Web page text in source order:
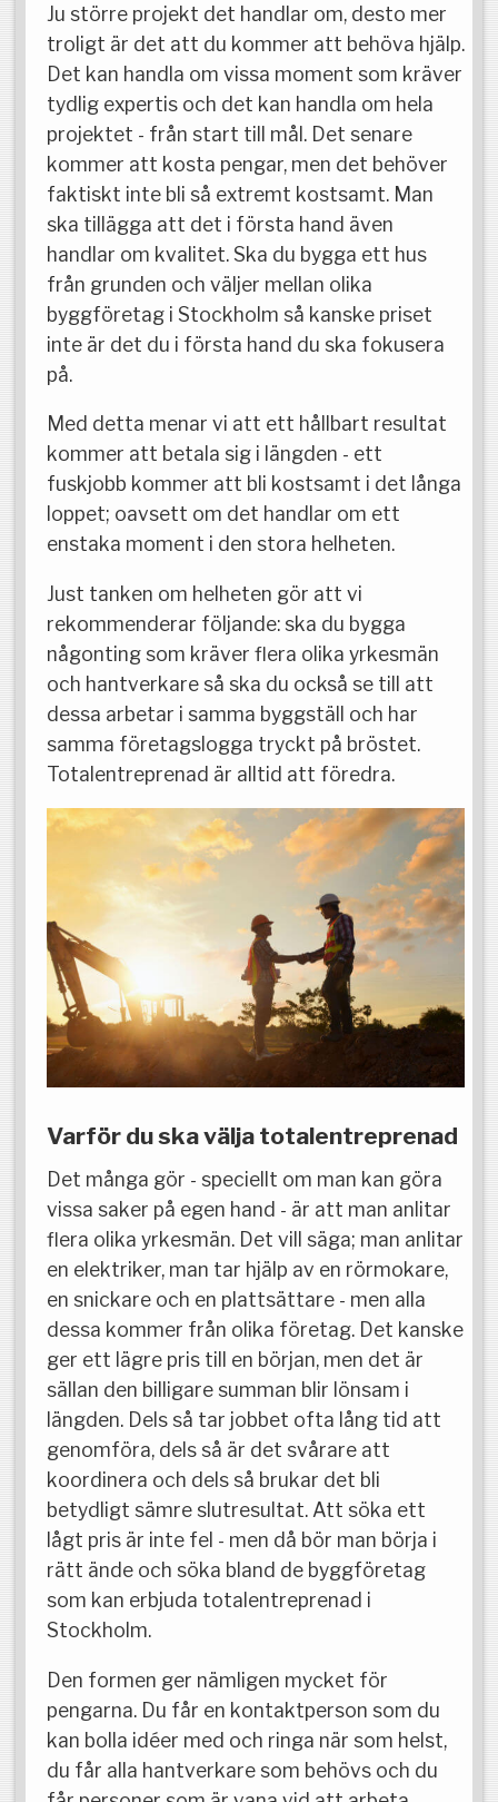
Ju större projekt det handlar om, desto mer
troligt är det att du kommer att behöva hjälp.
Det kan handla om vissa moment som kräver
tydlig expertis och det kan handla om hela
projektet - från start till mål. Det senare
kommer att kosta pengar, men det behöver
faktiskt inte bli så extremt kostsamt. Man
ska tillägga att det i första hand även
handlar om kvalitet. Ska du bygga ett hus
från grunden och väljer mellan olika
byggföretag i Stockholm så kanske priset
inte är det du i första hand du ska fokusera
på.
Med detta menar vi att ett hållbart resultat
kommer att betala sig i längden - ett
fuskjobb kommer att bli kostsamt i det långa
loppet; oavsett om det handlar om ett
enstaka moment i den stora helheten.
Just tanken om helheten gör att vi
rekommenderar följande: ska du bygga
någonting som kräver flera olika yrkesmän
och hantverkare så ska du också se till att
dessa arbetar i samma byggställ och har
samma företagslogga tryckt på bröstet.
Totalentreprenad är alltid att föredra.
Varför du ska välja totalentreprenad
Det många gör - speciellt om man kan göra
vissa saker på egen hand - är att man anlitar
flera olika yrkesmän. Det vill säga; man anlitar
en elektriker, man tar hjälp av en rörmokare,
en snickare och en plattsättare - men alla
dessa kommer från olika företag. Det kanske
ger ett lägre pris till en början, men det är
sällan den billigare summan blir lönsam i
längden. Dels så tar jobbet ofta lång tid att
genomföra, dels så är det svårare att
koordinera och dels så brukar det bli
betydligt sämre slutresultat. Att söka ett
lågt pris är inte fel - men då bör man börja i
rätt ände och söka bland de byggföretag
som kan erbjuda totalentreprenad i
Stockholm.
Den formen ger nämligen mycket för
pengarna. Du får en kontaktperson som du
kan bolla idéer med och ringa när som helst,
du får alla hantverkare som behövs och du